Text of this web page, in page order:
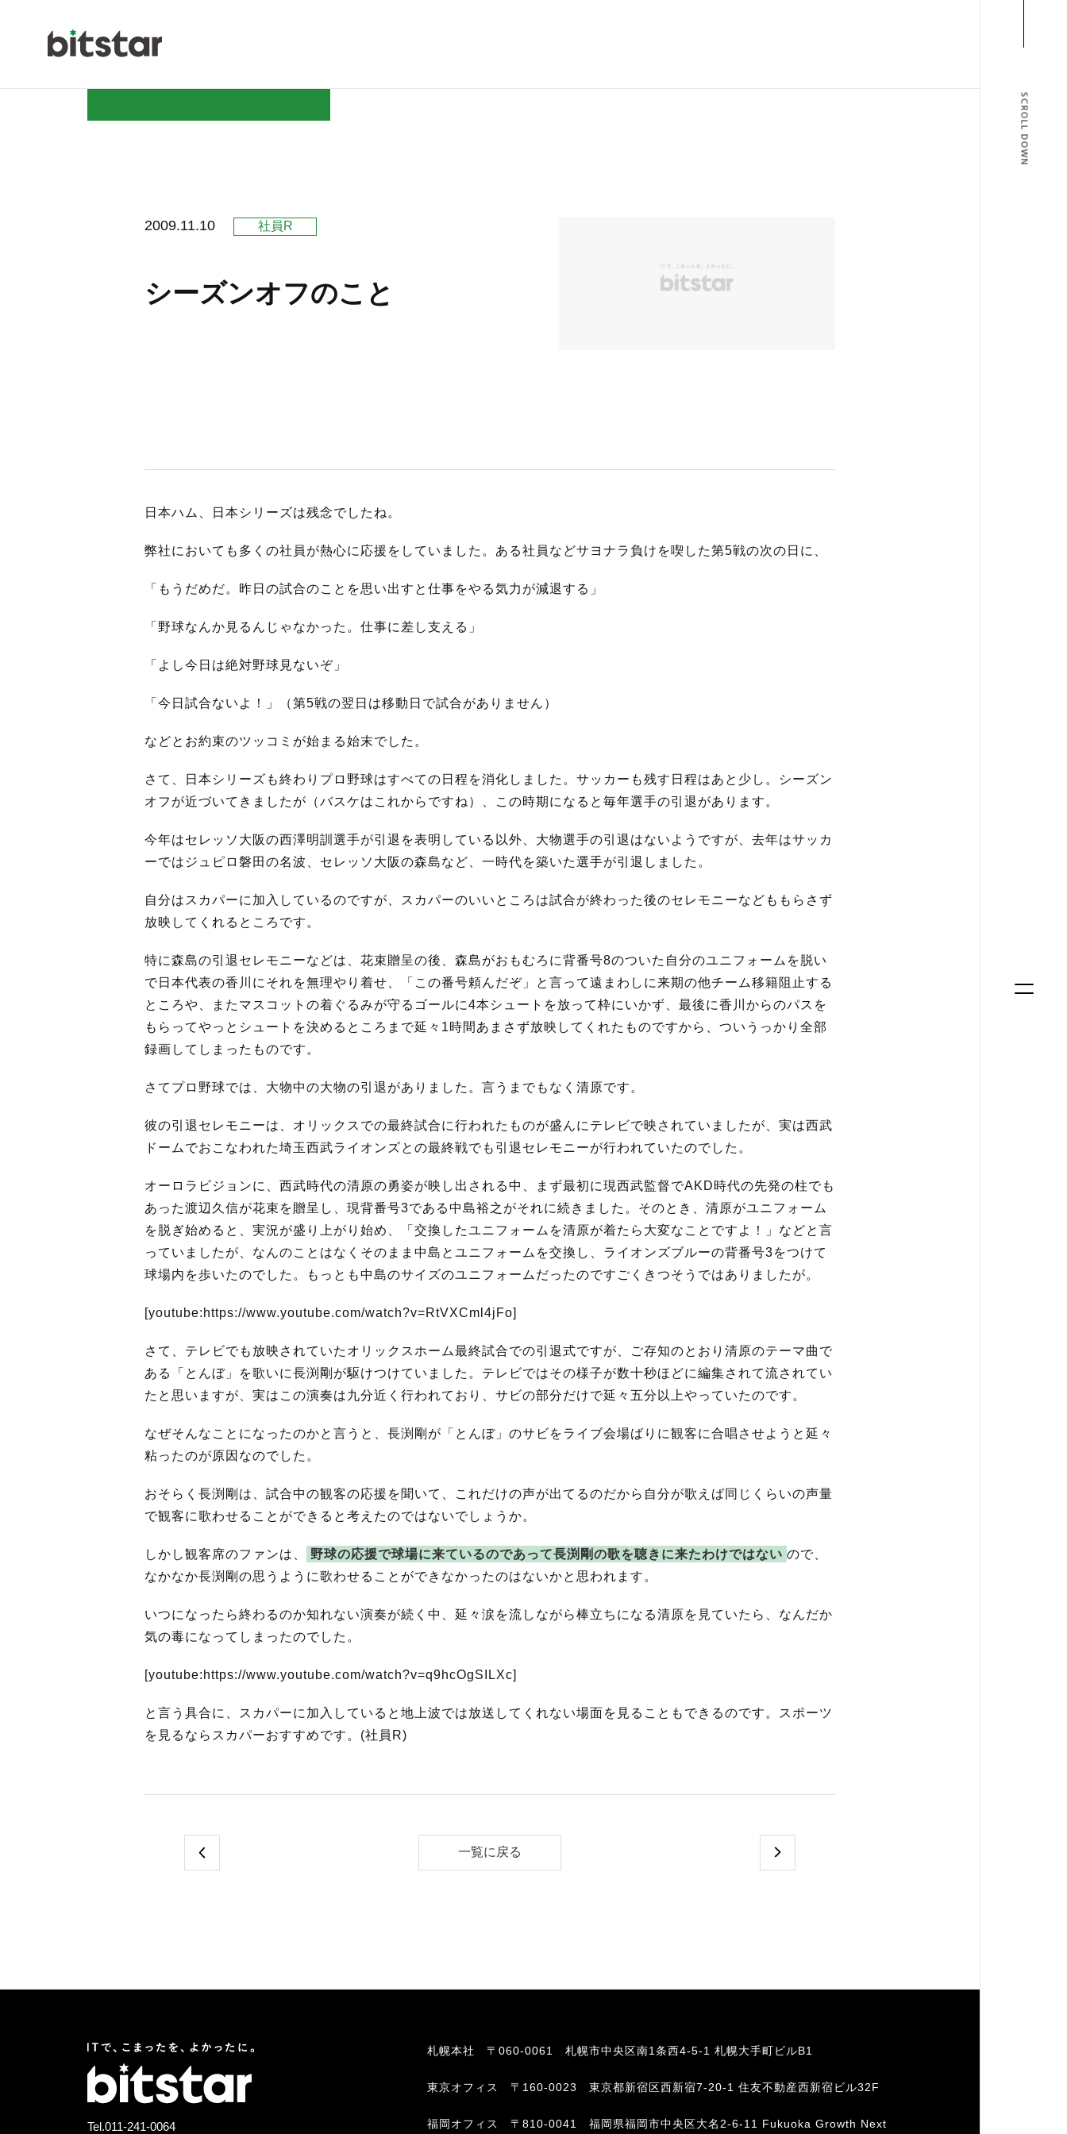
SCROLL DOWN
NEWS
COMPANY
WORKS
ACTION
STAFF BLOG
2009.11.10 社員R
シーズンオフのこと
日本ハム、日本シリーズは残念でしたね。
弊社においても多くの社員が熱心に応援をしていました。ある社員などサヨナラ負けを喫した第5戦の次の日に、
「もうだめだ。昨日の試合のことを思い出すと仕事をやる気力が減退する」
「野球なんか見るんじゃなかった。仕事に差し支える」
「よし今日は絶対野球見ないぞ」
「今日試合ないよ！」（第5戦の翌日は移動日で試合がありません）
などとお約束のツッコミが始まる始末でした。
さて、日本シリーズも終わりプロ野球はすべての日程を消化しました。サッカーも残す日程はあと少し。シーズン
オフが近づいてきましたが（バスケはこれからですね）、この時期になると毎年選手の引退があります。
今年はセレッソ大阪の西澤明訓選手が引退を表明している以外、大物選手の引退はないようですが、去年はサッカ
ーではジュピロ磐田の名波、セレッソ大阪の森島など、一時代を築いた選手が引退しました。
自分はスカパーに加入しているのですが、スカパーのいいところは試合が終わった後のセレモニーなどももらさず
放映してくれるところです。
特に森島の引退セレモニーなどは、花束贈呈の後、森島がおもむろに背番号8のついた自分のユニフォームを脱い
で日本代表の香川にそれを無理やり着せ、「この番号頼んだぞ」と言って遠まわしに来期の他チーム移籍阻止する
ところや、またマスコットの着ぐるみが守るゴールに4本シュートを放って枠にいかず、最後に香川からのパスを
もらってやっとシュートを決めるところまで延々1時間あまさず放映してくれたものですから、ついうっかり全部
録画してしまったものです。
さてプロ野球では、大物中の大物の引退がありました。言うまでもなく清原です。
彼の引退セレモニーは、オリックスでの最終試合に行われたものが盛んにテレビで映されていましたが、実は西武
ドームでおこなわれた埼玉西武ライオンズとの最終戦でも引退セレモニーが行われていたのでした。
オーロラビジョンに、西武時代の清原の勇姿が映し出される中、まず最初に現西武監督でAKD時代の先発の柱でも
あった渡辺久信が花束を贈呈し、現背番号3である中島裕之がそれに続きました。そのとき、清原がユニフォーム
を脱ぎ始めると、実況が盛り上がり始め、「交換したユニフォームを清原が着たら大変なことですよ！」などと言
っていましたが、なんのことはなくそのまま中島とユニフォームを交換し、ライオンズブルーの背番号3をつけて
球場内を歩いたのでした。もっとも中島のサイズのユニフォームだったのですごくきつそうではありましたが。
[youtube:https://www.youtube.com/watch?v=RtVXCml4jFo]
さて、テレビでも放映されていたオリックスホーム最終試合での引退式ですが、ご存知のとおり清原のテーマ曲で
ある「とんぼ」を歌いに長渕剛が駆けつけていました。テレビではその様子が数十秒ほどに編集されて流されてい
たと思いますが、実はこの演奏は九分近く行われており、サビの部分だけで延々五分以上やっていたのです。
なぜそんなことになったのかと言うと、長渕剛が「とんぼ」のサビをライブ会場ばりに観客に合唱させようと延々
粘ったのが原因なのでした。
おそらく長渕剛は、試合中の観客の応援を聞いて、これだけの声が出てるのだから自分が歌えば同じくらいの声量
で観客に歌わせることができると考えたのではないでしょうか。
しかし観客席のファンは、 野球の応援で球場に来ているのであって長渕剛の歌を聴きに来たわけではない ので、
なかなか長渕剛の思うように歌わせることができなかったのはないかと思われます。
いつになったら終わるのか知れない演奏が続く中、延々涙を流しながら棒立ちになる清原を見ていたら、なんだか
気の毒になってしまったのでした。
[youtube:https://www.youtube.com/watch?v=q9hcOgSILXc]
と言う具合に、スカパーに加入していると地上波では放送してくれない場面を見ることもできるのです。スポーツ
を見るならスカパーおすすめです。(社員R)
一覧に戻る
Tel.011-241-0064
札幌本社 〒060-0061 札幌市中央区南1条西4-5-1 札幌大手町ビルB1
東京オフィス 〒160-0023 東京都新宿区西新宿7-20-1 住友不動産西新宿ビル32F
福岡オフィス 〒810-0041 福岡県福岡市中央区大名2-6-11 Fukuoka Growth Next